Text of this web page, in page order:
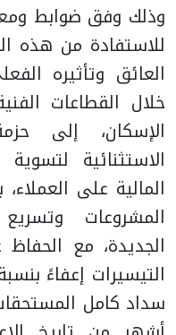
وذلك وفق ضوابط
للاستفادة من هذه
العائق وتأثيره
خلال القطاعات
الإسكان، إلى
الاستثنائية
المالية على
المشروعات
الجديدة، مع
سداد كامل المستحقات